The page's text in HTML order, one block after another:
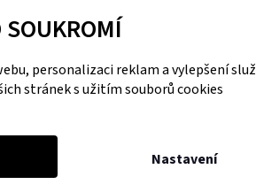
personalizaci reklam a vylepšení
stránek s užitím souborů cookies
Nastavení